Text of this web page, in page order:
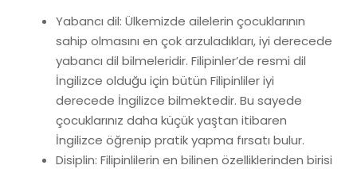
Yabancı dil: Ülkemizde ailelerin çocuklarının
sahip olmasını en çok arzuladıkları, iyi derecede
yabancı dil bilmeleridir. Filipinler’de resmi dil
İngilizce olduğu için bütün Filipinliler iyi
derecede İngilizce bilmektedir. Bu sayede
çocuklarınız daha küçük yaştan itibaren
İngilizce öğrenip pratik yapma fırsatı bulur.
Disiplin: Filipinlilerin en bilinen özelliklerinden birisi